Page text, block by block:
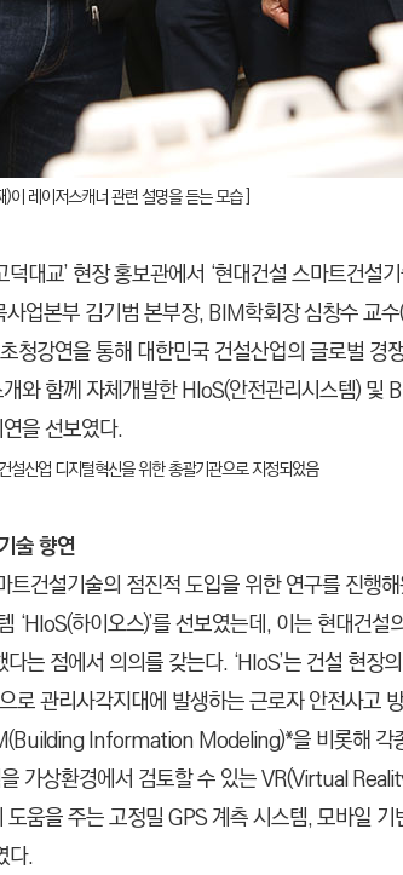
이 레이저스캐너 관련 설명을 듣는 모습 ]
교’ 현장 홍보관에서 ‘현대건설 스마트건설
업본부 김기범 본부장, BIM학회장 심창수 교
청강연을 통해 대한민국 건설산업의 글로벌 경
개와 함께 자체개발한 HIoS(안전관리시스템)
을 선보였다.
산업 디지털혁신을 위한 총괄기관으로 지정되었음
술 향연
건설기술의 점진적 도입을 위한 연구를 진행
하이오스)’를 선보였는데, 이는 현대건
는 점에서 의의를 갖는다. ‘HIoS’는 건설 현장
관리사각지대에 발생하는 근로자 안전사고
Information Modeling)*을 비롯해 각
상환경에서 검토할 수 있는 VR(Virtual
을 주는 고정밀 GPS 계측 시스템, 모바일
다.